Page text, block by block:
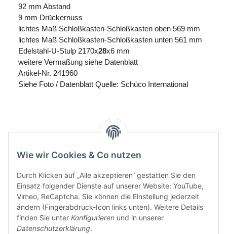
Wie wir Cookies & Co nutzen
Durch Klicken auf „Alle akzeptieren“ gestatten Sie den
Einsatz folgender Dienste auf unserer Website: YouTube,
Vimeo, ReCaptcha. Sie können die Einstellung jederzeit
ändern (Fingerabdruck-Icon links unten). Weitere Details
finden Sie unter Konfigurieren und in unserer
Datenschutzerklärung.
92 mm Abstand
9 mm Drückernuss
lichtes Maß Schloßkasten-Schloßkasten oben 569 mm
lichtes Maß Schloßkasten-Schloßkasten unten 561 mm
Edelstahl-U-Stulp 2170x28x6 mm
weitere Vermaßung siehe Datenblatt
Artikel-Nr. 241960
Siehe Foto / Datenblatt Quelle: Schüco International
Informationen